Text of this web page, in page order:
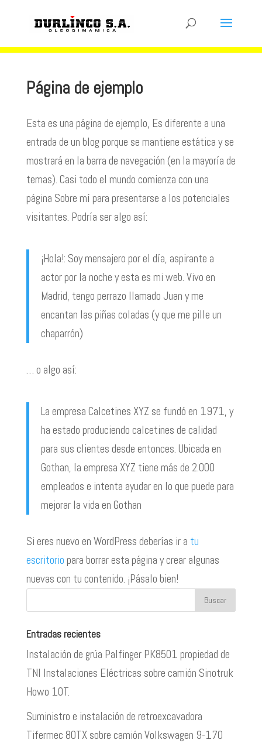
Página de ejemplo
Esta es una página de ejemplo, Es diferente a una
entrada de un blog porque se mantiene estática y se
mostrará en la barra de navegación (en la mayoría de
temas). Casi todo el mundo comienza con una
página Sobre mí para presentarse a los potenciales
visitantes. Podría ser algo así:
¡Hola!: Soy mensajero por el día, aspirante a
actor por la noche y esta es mi web. Vivo en
Madrid, tengo perrazo llamado Juan y me
encantan las piñas coladas (y que me pille un
chaparrón)
… o algo así:
La empresa Calcetines XYZ se fundó en 1971, y
ha estado produciendo calcetines de calidad
para sus clientes desde entonces. Ubicada en
Gothan, la empresa XYZ tiene más de 2.000
empleados e intenta ayudar en lo que puede para
mejorar la vida en Gothan
Si eres nuevo en WordPress deberías ir a tu
escritorio para borrar esta página y crear algunas
nuevas con tu contenido. ¡Pásalo bien!
Entradas recientes
Instalación de grúa Palfinger PK8501 propiedad de
TNI Instalaciones Eléctricas sobre camión Sinotruk
Howo 10T.
Suministro e instalación de retroexcavadora
Tifermec 80TX sobre camión Volkswagen 9-170